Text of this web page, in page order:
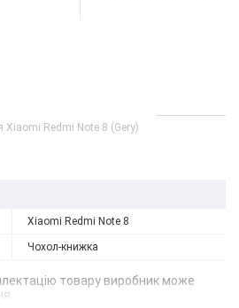
Xiaomi Redmi Note 8 (Gery)
Xiaomi Redmi Note 8
Чохол-книжка
товару виробник може